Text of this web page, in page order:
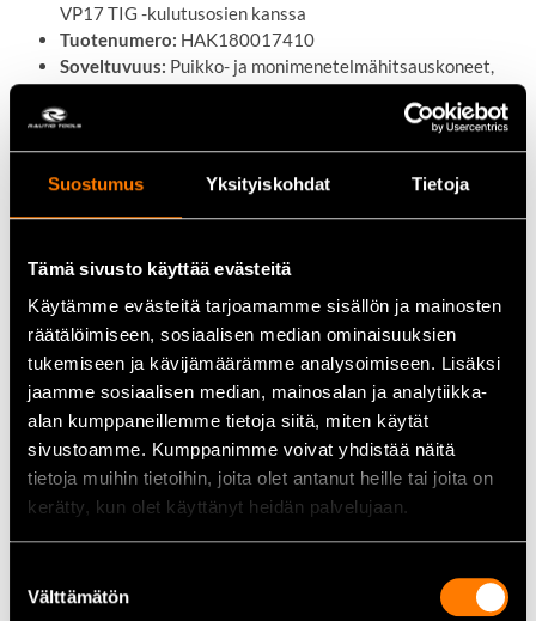
Suostumus Yksityiskohdat Tietoja
Tämä sivusto käyttää evästeitä
Käytämme evästeitä tarjoamamme sisällön ja mainosten
räätälöimiseen, sosiaalisen median ominaisuuksien
tukemiseen ja kävijämäärämme analysoimiseen. Lisäksi
jaamme sosiaalisen median, mainosalan ja analytiikka-
alan kumppaneillemme tietoja siitä, miten käytät
sivustoamme. Kumppanimme voivat yhdistää näitä
tietoja muihin tietoihin, joita olet antanut heille tai joita on
kerätty, kun olet käyttänyt heidän palvelujaan.
valinta
Välttämätön
VP17 TIG -kulutusosien kanssa
Tuotenumero: HAK180017410
Soveltuvuus: Puikko- ja monimenetelmähitsauskoneet,
joissa on Euro-kaapeliliitin
Monimenetelmähitsauskoneet
Korjaamot ja konepajat
Teollisuuden huolto- ja kunnossapitotyöt
Asennus- ja korjaushitsaus
Ammatti- ja harrastekäyttö
Miksi valita Hakas EWT VP17 E4?
Hakas EWT VP17 E4 tekee TIG-hitsaukseen siirtymisestä
helppoa silloin, kun hitsauskoneessa ei ole korkeataajuista
yhteensopivuus tekevät siitä käytännöllisen ja helposti
ylläpidettävän työkalun.